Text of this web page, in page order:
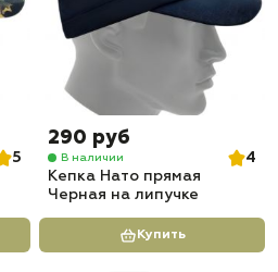
5
290 руб
В наличии
4
Кепка Нато прямая
Черная на липучке
Купить